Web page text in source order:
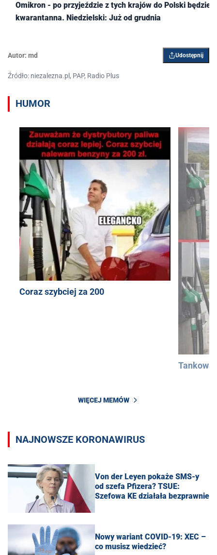
Omikron - po przyjeździe z tych krajów do Polski będzie
kwarantanna. Niedzielski: Już od grudnia
Autor: md Udostępnij
Źródło: niezalezna.pl, PAP, Radio Plus
HUMOR
Coraz szybciej za 200
WIĘCEJ MEMÓW
NAJNOWSZE KORONAWIRUS
Von der Leyen pokaże SMS-y
od szefa Pfizera? TSUE:
Szefowa KE działała bezprawnie
Nowy wariant COVID-19: XEC –
co musisz wiedzieć?